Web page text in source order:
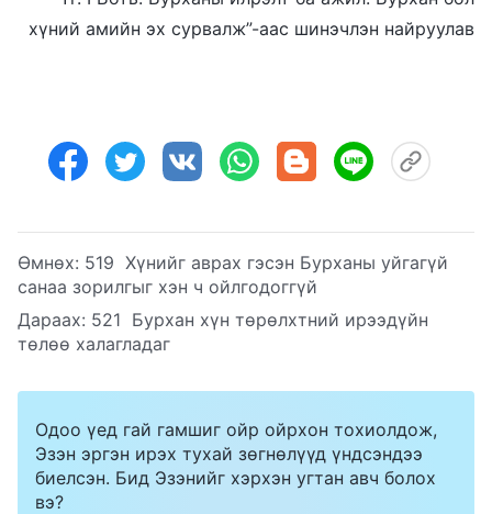
хүний амийн эх сурвалж”-аас шинэчлэн найруулав
Өмнөх: 519 Хүнийг аврах гэсэн Бурханы уйгагүй
санаа зорилгыг хэн ч ойлгодоггүй
Дараах: 521 Бурхан хүн төрөлхтний ирээдүйн
төлөө халагладаг
Одоо үед гай гамшиг ойр ойрхон тохиолдож,
Эзэн эргэн ирэх тухай зөгнөлүүд үндсэндээ
биелсэн. Бид Эзэнийг хэрхэн угтан авч болох
вэ?